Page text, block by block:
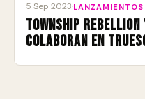
5 Sep 2023 LANZAMIENTOS
Township Rebellion
colaboran en